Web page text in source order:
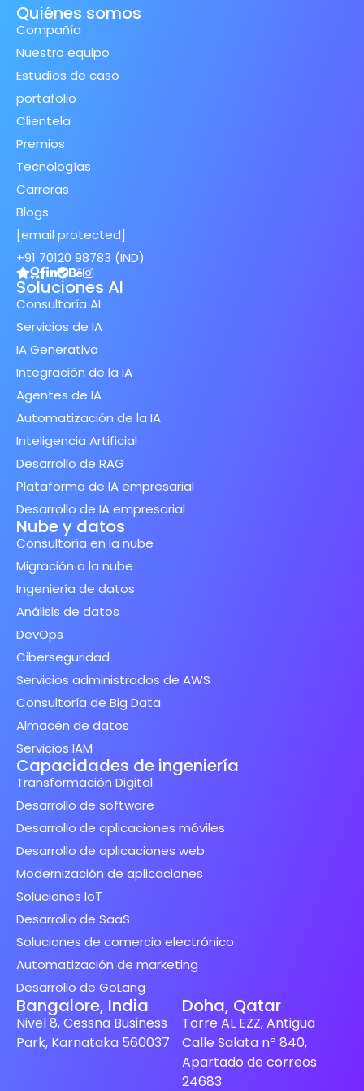
Quiénes somos
Compañía
Nuestro equipo
Estudios de caso
portafolio
Clientela
Premios
Tecnologías
Carreras
Blogs
[email protected]
+91 70120 98783 (IND)
Soluciones AI
Consultoría AI
Servicios de IA
IA Generativa
Integración de la IA
Agentes de IA
Automatización de la IA
Inteligencia Artificial
Desarrollo de RAG
Plataforma de IA empresarial
Desarrollo de IA empresarial
Nube y datos
Consultoría en la nube
Migración a la nube
Ingeniería de datos
Análisis de datos
DevOps
Ciberseguridad
Servicios administrados de AWS
Consultoría de Big Data
Almacén de datos
Servicios IAM
Capacidades de ingeniería
Transformación Digital
Desarrollo de software
Desarrollo de aplicaciones móviles
Desarrollo de aplicaciones web
Modernización de aplicaciones
Soluciones IoT
Desarrollo de SaaS
Soluciones de comercio electrónico
Automatización de marketing
Desarrollo de GoLang
Bangalore, India
Nivel 8, Cessna Business
Park, Karnataka 560037
Doha, Qatar
Torre AL EZZ, Antigua
Calle Salata nº 840,
Apartado de correos
24683